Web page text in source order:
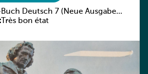
Deutsch 7 (Neue Ausgabe
Très bon état